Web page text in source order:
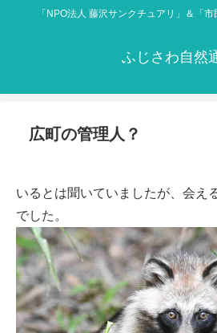
「NPO法人 藤沢サンクチュアリ」＆「市
ふじさわ自然
広町の管理人？
いるとは聞いていましたが、会え
でした。